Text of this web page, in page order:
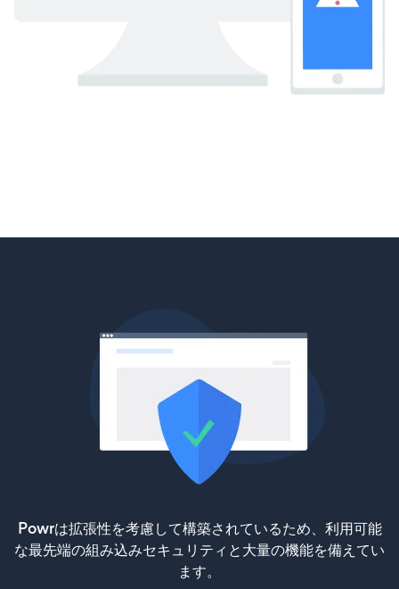
Powrは拡張性を考慮して構築されているため、利用可能
な最先端の組み込みセキュリティと大量の機能を備えてい
ます。